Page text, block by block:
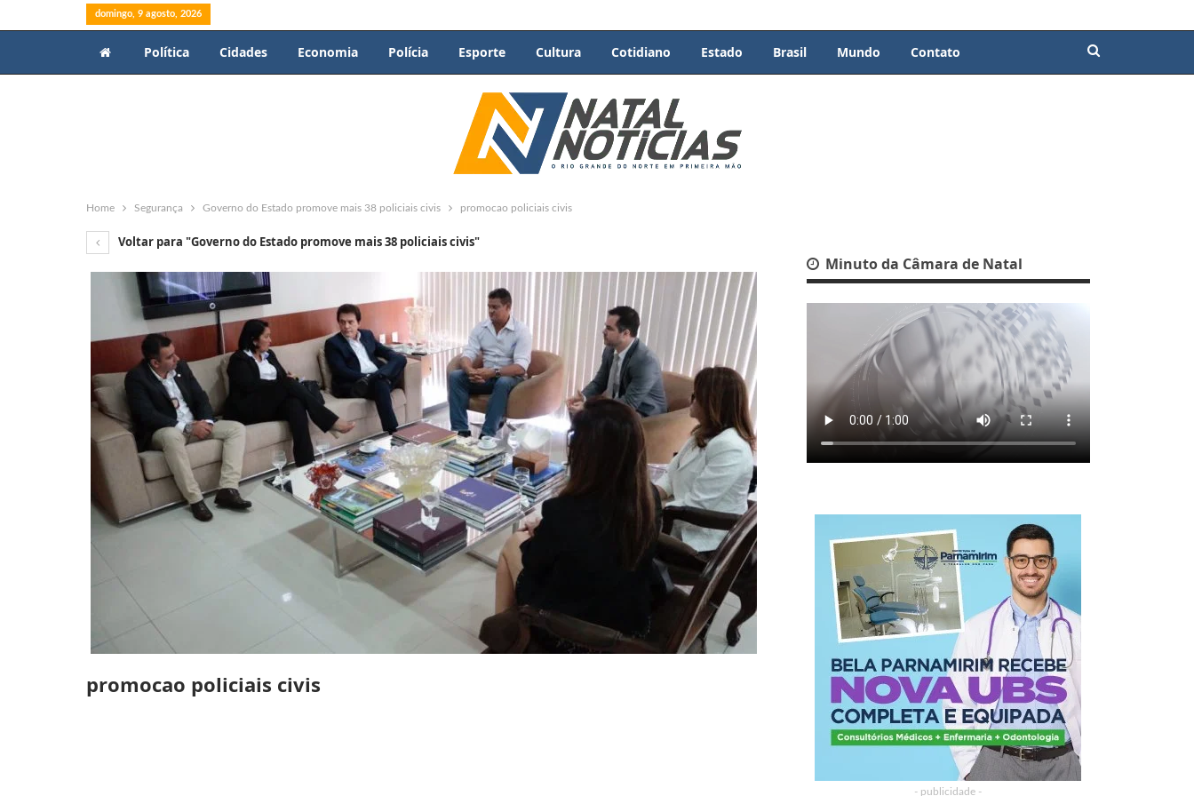
domingo, 9 agosto, 2026
Política Cidades Economia Polícia Esporte Cultura Cotidiano Estado Brasil Mundo Contato
Home Segurança Governo do Estado promove mais 38 policiais civis promocao policiais civis
Voltar para "Governo do Estado promove mais 38 policiais civis"
promocao policiais civis
Minuto da Câmara de Natal
- publicidade -